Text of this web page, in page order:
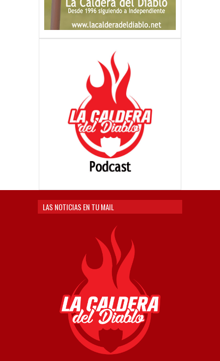
LAS NOTICIAS EN TU MAIL